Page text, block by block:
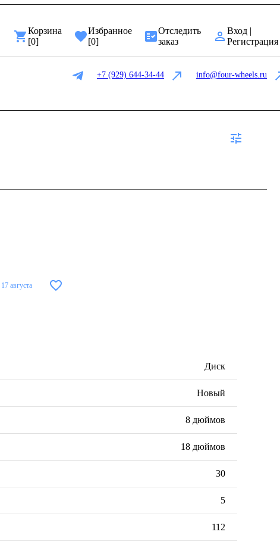
Корзина
[0]
Избранное
[0]
Отследить
заказ
Вход |
Регистрация
+7 (929) 644-34-44 info@four-wheels.ru
17 августа
Диск
Новый
8 дюймов
18 дюймов
30
5
112